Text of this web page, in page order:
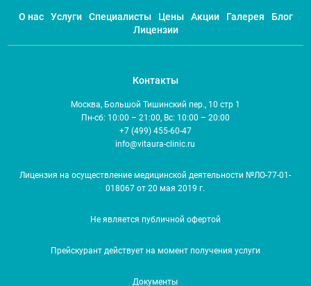
О нас Услуги Специалисты Цены Акции Галерея
Блог
Лицензии
Контакты
Москва, Большой Тишинский пер., 10 стр 1
Пн-сб: 10:00 – 21:00, Вс: 10:00 – 20:00
+7 (499) 455-60-47
info@vitaura-clinic.ru
Лицензия на осуществление медицинской деятельности №ЛО-77-01-
018067 от 20 мая 2019 г.
Не является публичной офертой
Прейскурант действует на момент получения услуги
Документы